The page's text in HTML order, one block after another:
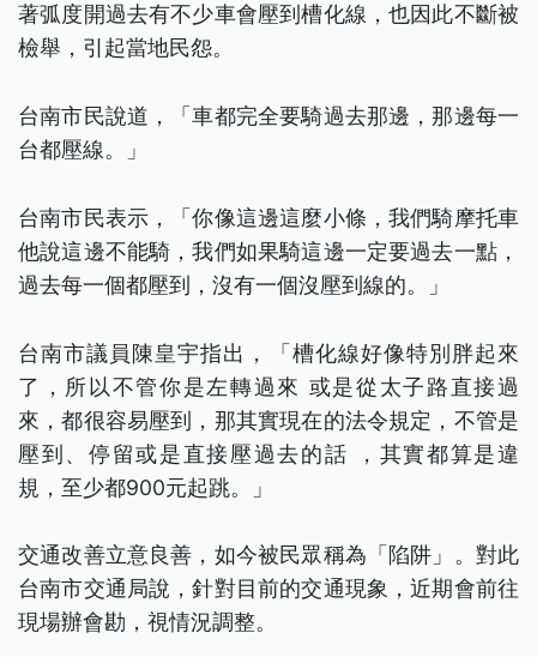
著弧度開過去有不少車會壓到槽化線，也因此不斷被
檢舉，引起當地民怨。
台南市民說道，「車都完全要騎過去那邊，那邊每一
台都壓線。」
台南市民表示，「你像這邊這麼小條，我們騎摩托車
他說這邊不能騎，我們如果騎這邊一定要過去一點，
過去每一個都壓到，沒有一個沒壓到線的。」
台南市議員陳皇宇指出，「槽化線好像特別胖起來
了，所以不管你是左轉過來 或是從太子路直接過
來，都很容易壓到，那其實現在的法令規定，不管是
壓到、停留或是直接壓過去的話 ，其實都算是違
規，至少都900元起跳。」
交通改善立意良善，如今被民眾稱為「陷阱」。對此
台南市交通局說，針對目前的交通現象，近期會前往
現場辦會勘，視情況調整。